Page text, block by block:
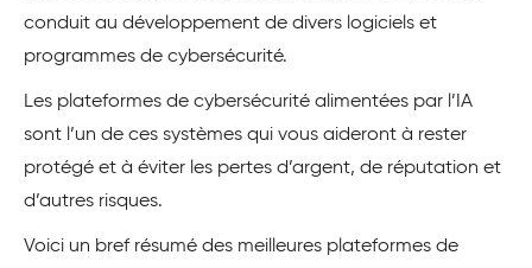
conduit au développement de divers logiciels et
programmes de cybersécurité.
Les plateformes de cybersécurité alimentées par l’IA
sont l’un de ces systèmes qui vous aideront à rester
protégé et à éviter les pertes d’argent, de réputation et
d’autres risques.
Voici un bref résumé des meilleures plateformes de